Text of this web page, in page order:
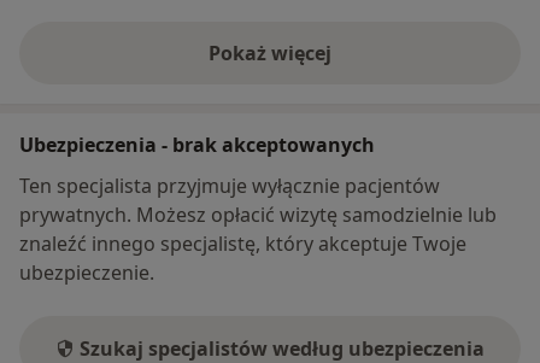
Pokaż więcej
o adresie
Ubezpieczenia - brak akceptowanych
Ten specjalista przyjmuje wyłącznie pacjentów
prywatnych. Możesz opłacić wizytę samodzielnie lub
znaleźć innego specjalistę, który akceptuje Twoje
ubezpieczenie.
Szukaj specjalistów według ubezpieczenia